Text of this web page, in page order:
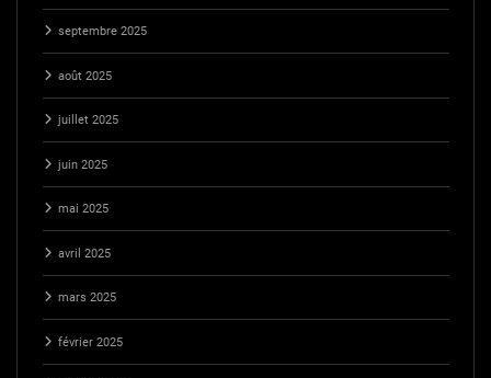
septembre 2025
août 2025
juillet 2025
juin 2025
mai 2025
avril 2025
mars 2025
février 2025